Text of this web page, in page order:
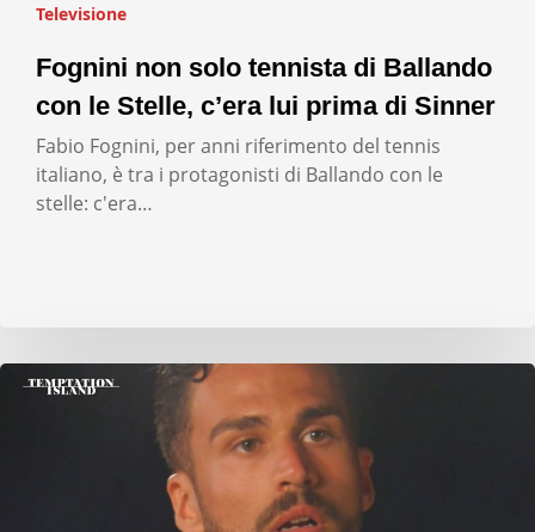
Televisione
Fognini non solo tennista di Ballando
con le Stelle, c’era lui prima di Sinner
Fabio Fognini, per anni riferimento del tennis
italiano, è tra i protagonisti di Ballando con le
stelle: c'era…